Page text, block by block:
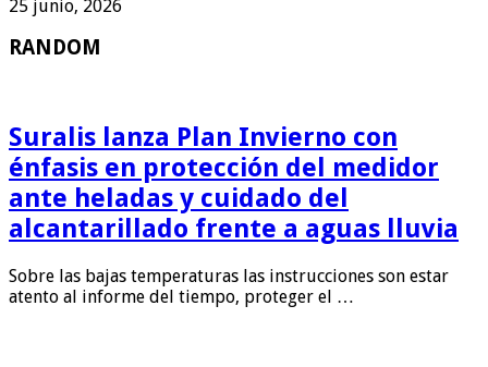
25 junio, 2026
RANDOM
Suralis lanza Plan Invierno con
énfasis en protección del medidor
ante heladas y cuidado del
alcantarillado frente a aguas lluvia
Sobre las bajas temperaturas las instrucciones son estar
atento al informe del tiempo, proteger el …